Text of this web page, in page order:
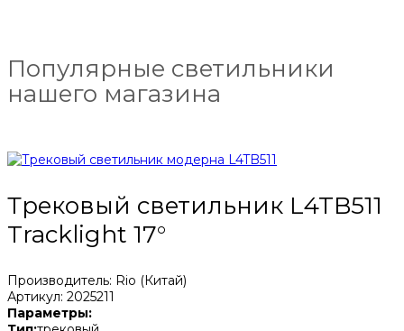
Популярные светильники
нашего магазина
Трековый светильник L4TB511
Tracklight 17°
Производитель: Rio (Китай)
Артикул: 2025211
Параметры: